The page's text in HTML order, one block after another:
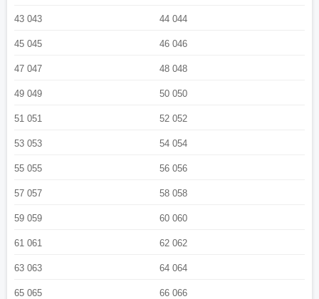
43 043 44 044
45 045 46 046
47 047 48 048
49 049 50 050
51 051 52 052
53 053 54 054
55 055 56 056
57 057 58 058
59 059 60 060
61 061 62 062
63 063 64 064
65 065 66 066